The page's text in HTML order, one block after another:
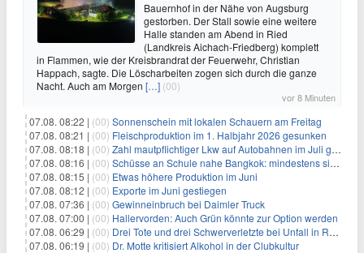
Bauernhof in der Nähe von Augsburg
gestorben. Der Stall sowie eine weitere
Halle standen am Abend in Ried
(Landkreis Aichach-Friedberg) komplett
in Flammen, wie der Kreisbrandrat der Feuerwehr, Christian
Happach, sagte. Die Löscharbeiten zogen sich durch die ganze
Nacht. Auch am Morgen […] (00)
vor 8 Minuten
07.08. 08:22 | (00) Sonnenschein mit lokalen Schauern am Freitag
07.08. 08:21 | (00) Fleischproduktion im 1. Halbjahr 2026 gesunken
07.08. 08:18 | (00) Zahl mautpflichtiger Lkw auf Autobahnen im Juli gestiegen
07.08. 08:16 | (00) Schüsse an Schule nahe Bangkok: mindestens sieben Tote
07.08. 08:15 | (00) Etwas höhere Produktion im Juni
07.08. 08:12 | (00) Exporte im Juni gestiegen
07.08. 07:36 | (00) Gewinneinbruch bei Daimler Truck
07.08. 07:00 | (00) Hallervorden: Auch Grün könnte zur Option werden
07.08. 06:29 | (00) Drei Tote und drei Schwerverletzte bei Unfall in Rheinland-Pfalz
07.08. 06:19 | (00) Dr. Motte kritisiert Alkohol in der Clubkultur